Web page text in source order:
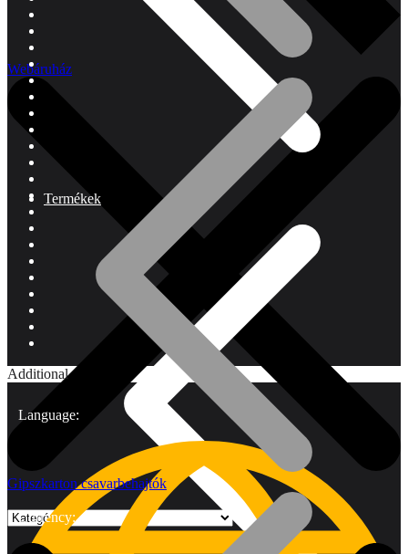
Termékek
Additional
Language:
Currency:
Webáruház
Gipszkarton csavarbehajtók